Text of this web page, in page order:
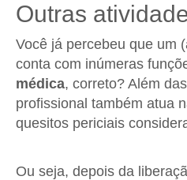
Outras
Você já percebeu que um
conta com inúmeras
médica, correto? Além
profissional também atua
quesitos periciais
Ou seja, depois da